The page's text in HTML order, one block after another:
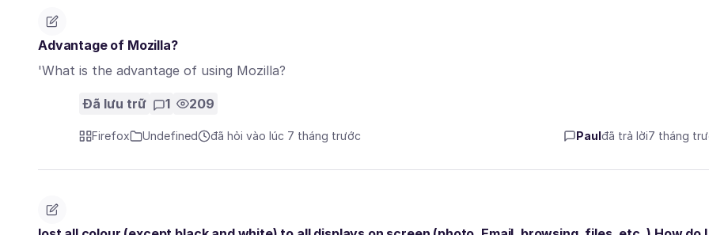
Advantage of Mozilla?
'What is the advantage of using Mozilla?
Đã lưu trữ 1 209
Firefox Undefined đã hỏi vào lúc 7 tháng trước Paulđã trả lời7 tháng